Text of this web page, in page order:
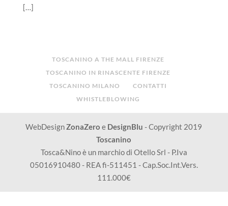
[…]
TOSCANINO A THE MALL FIRENZE
TOSCANINO IN RINASCENTE FIRENZE
TOSCANINO MILANO
CONTATTI
WHISTLEBLOWING
WebDesignZonaZero e DesignBlu - Copyright 2019
Toscanino
Tosca&Nino è un marchio di Otello Srl - P.Iva
05016910480 - REA fi-511451 - Cap.Soc.Int.Vers.
111.000€